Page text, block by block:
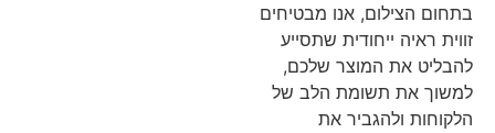
בתחום הצילום, אנו מבטיחים
זווית ראיה ייחודית שתסייע
להבליט את המוצר שלכם,
למשוך את תשומת הלב של
הלקוחות ולהגביר את